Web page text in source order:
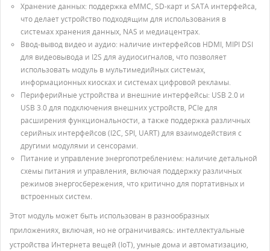
Хранение данных: поддержка eMMC, SD-карт и SATA интерфейса,
что делает устройство подходящим для использования в
системах хранения данных, NAS и медиацентрах.
Ввод-вывод видео и аудио: наличие интерфейсов HDMI, MIPI DSI
для видеовывода и I2S для аудиосигналов, что позволяет
использовать модуль в мультимедийных системах,
информационных киосках и системах цифровой рекламы.
Периферийные устройства и внешние интерфейсы: USB 2.0 и
USB 3.0 для подключения внешних устройств, PCIe для
расширения функциональности, а также поддержка различных
серийных интерфейсов (I2C, SPI, UART) для взаимодействия с
другими модулями и сенсорами.
Питание и управление энергопотреблением: наличие детальной
схемы питания и управления, включая поддержку различных
режимов энергосбережения, что критично для портативных и
встроенных систем.
Этот модуль может быть использован в разнообразных
приложениях, включая, но не ограничиваясь: интеллектуальные
устройства Интернета вещей (IoT), умные дома и автоматизацию,